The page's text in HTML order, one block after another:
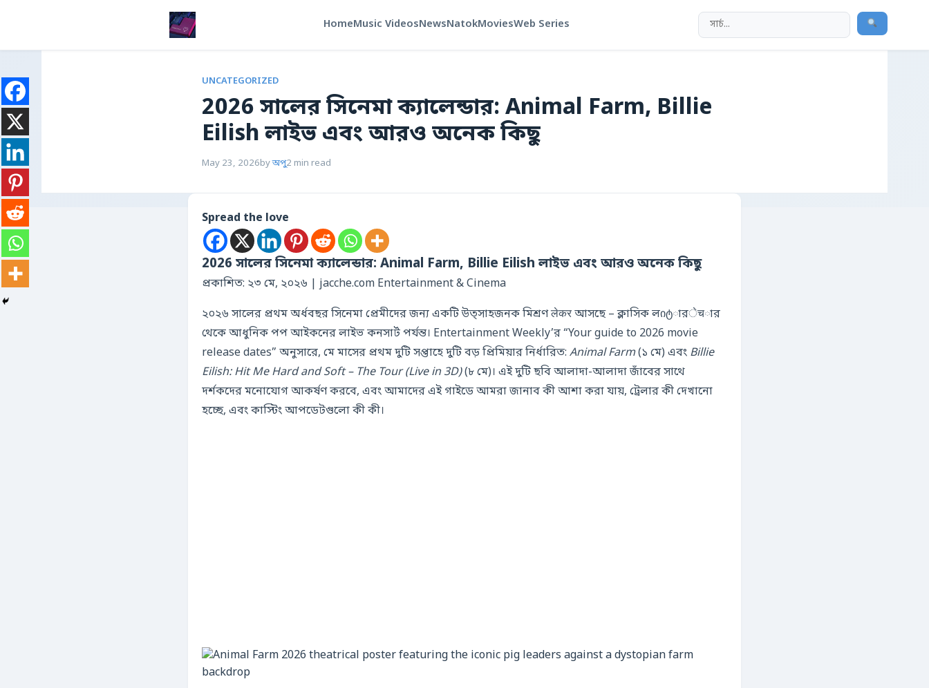
HomeMusic VideosNewsNatokMoviesWeb Series
UNCATEGORIZED
2026 সালের সিনেমা ক্যালেন্ডার: Animal Farm, Billie
Eilish লাইভ এবং আরও অনেক কিছু
May 23, 2026byঅপু2 min read
Spread the love
2026 সালের সিনেমা ক্যালেন্ডার: Animal Farm, Billie Eilish লাইভ এবং আরও অনেক কিছু
প্রকাশিত: ২৩ মে, ২০২৬ | jacche.com Entertainment & Cinema
২০২৬ সালের প্রথম অর্ধবছর সিনেমা প্রেমীদের জন্য একটি উত্সাহজনক মিশ্রণ लेकर আসছে – ক্লাসিক লიტারेचার
থেকে আধুনিক পপ আইকনের লাইভ কনসার্ট পর্যন্ত। Entertainment Weekly’র “Your guide to 2026 movie
release dates” অনুসারে, মে মাসের প্রথম দুটি সপ্তাহে দুটি বড় প্রিমিয়ার নির্ধারিত: Animal Farm(১ মে) এবং Billie
Eilish: Hit Me Hard and Soft – The Tour (Live in 3D)(৮ মে)। এই দুটি ছবি আলাদা-আলাদা জাঁবের সাথে
দর্শকদের মনোযোগ আকর্ষণ করবে, এবং আমাদের এই গাইডে আমরা জানাব কী আশা করা যায়, ট্রেলার কী দেখানো
হচ্ছে, এবং কাস্টিং আপডেটগুলো কী কী।